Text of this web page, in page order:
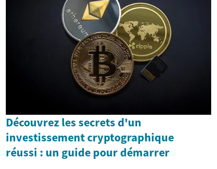
Découvrez les secrets d'un
investissement cryptographique
réussi : un guide pour démarrer